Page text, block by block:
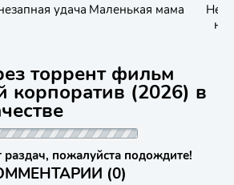
удача Маленькая мама
Не
торрент фильм
корпоратив (2026) в
раздач, пожалуйста подождите!
(0)